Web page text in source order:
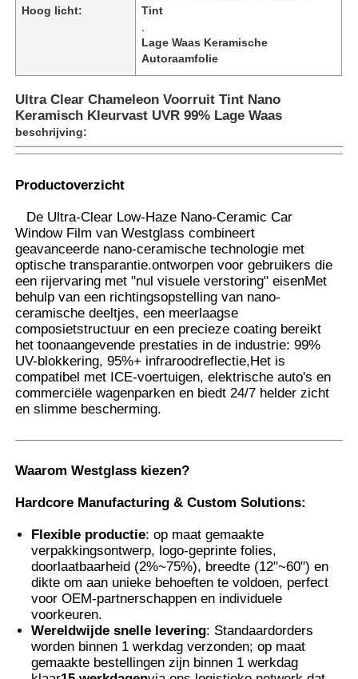
Thuis
Producten
Over ons
Fabrieksreis
Kwaliteitscontrole
Contacteer ons
Alle Gevallen
Vraag een offerte aan
De Beschermingsfilm van de autoverf
Hoog licht:
Tint
Lage Waas Keramische
Autoraamfolie
Ultra Clear Chameleon Voorruit Tint Nano
Keramisch Kleurvast UVR 99% Lage Waas
beschrijving:
Productoverzicht
De Ultra-Clear Low-Haze Nano-Ceramic Car
Window Film van Westglass combineert
geavanceerde nano-ceramische technologie met
optische transparantie.ontworpen voor gebruikers die
een rijervaring met "nul visuele verstoring" eisenMet
behulp van een richtingsopstelling van nano-
ceramische deeltjes, een meerlaagse
composietstructuur en een precieze coating bereikt
het toonaangevende prestaties in de industrie: 99%
UV-blokkering, 95%+ infraroodreflectie,Het is
compatibel met ICE-voertuigen, elektrische auto's en
commerciële wagenparken en biedt 24/7 helder zicht
en slimme bescherming.
Waarom Westglass kiezen?
Hardcore Manufacturing & Custom Solutions:
Flexible productie: op maat gemaakte
verpakkingsontwerp, logo-geprinte folies,
doorlaatbaarheid (2%~75%), breedte (12"~60") en
dikte om aan unieke behoeften te voldoen, perfect
voor OEM-partnerschappen en individuele
voorkeuren.
Wereldwijde snelle levering: Standaardorders
worden binnen 1 werkdag verzonden; op maat
gemaakte bestellingen zijn binnen 1 werkdag